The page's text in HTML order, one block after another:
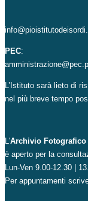
PEC:
L’Istituto sarà lieto di
nel più breve tempo
L'Archivio Fotografico
è aperto per la
Lun-Ven 9.00-12.30 |
Per appuntamenti